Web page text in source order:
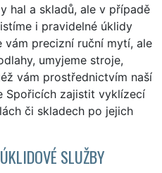
hal a skladů, ale v případě
i pravidelné úklidy
precizní ruční mytí, ale
umyjeme stroje,
vám prostřednictvím naší
Spořicích zajistit vyklízecí
či skladech po jejich
SLUŽBY